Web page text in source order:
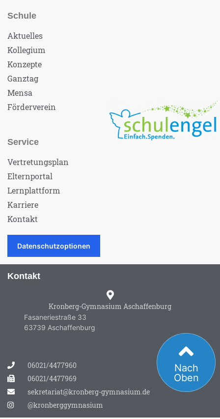
Schule
Aktuelles
Kollegium
Konzepte
Ganztag
Mensa
Förderverein
Service
Vertretungsplan
Elternportal
Lernplattform
Karriere
Kontakt
Datenschutzoptionen
Kontakt
Kronberg-Gymnasium Aschaffenburg
Fasaneriestraße 33
63739 Aschaffenburg
06021/4477960
06021/4477969
sekretariat@kronberg-gymnasium.de
@kronberggymnasium
Nach
Oben